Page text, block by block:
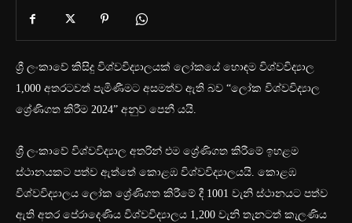
ශ්‍රී ලංකාවේ කිසිදු විශ්වවිද්‍යාලයක් ලෝකයේ හොඳම විශ්වවිද්‍යාල
1,000 අතරටවත් පැමිණීමට අසමත්ව ඇති බව “ලෝක විශ්වවිද්‍යාල
ශ්‍රේණිගත කිරීම 2024” අනුව පෙනී යයි.
ශ්‍රී ලංකාවේ විශ්වවිද්‍යාල අතරින් එම ශ්‍රේණිගත කිරීමේ ඉහළම
ස්ථානයකට පත්ව ඇත්තේ කොළඹ විශ්වවිද්‍යාලයයි. කොළඹ
විශ්වවිද්‍යාලය ලෝක ශ්‍රේණිගත කිරීමේ දී 1001 වැනි ස්ථානයට පත්ව
ඇති අතර පේරාදෙණිය විශ්වවිද්‍යාලය 1,200 වැනි තැනටත් කැලණිය